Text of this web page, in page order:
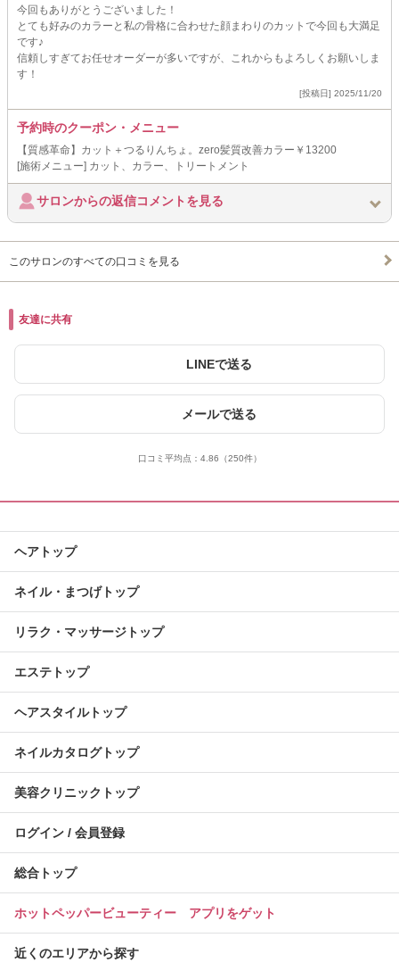
今回もありがとうございました！
とても好みのカラーと私の骨格に合わせた顔まわりのカットで今回も大満足
です♪
信頼しすぎてお任せオーダーが多いですが、これからもよろしくお願いしま
す！
[投稿日] 2025/11/20
予約時のクーポン・メニュー
【質感革命】カット＋つるりんちょ。zero髪質改善カラー￥13200
[施術メニュー] カット、カラー、トリートメント
サロンからの返信コメントを見る
このサロンのすべての口コミを見る
友達に共有
LINEで送る
メールで送る
口コミ平均点： 4.86 （250件）
ヘアトップ
ネイル・まつげトップ
リラク・マッサージトップ
エステトップ
ヘアスタイルトップ
ネイルカタログトップ
美容クリニックトップ
ログイン / 会員登録
総合トップ
ホットペッパービューティー アプリをゲット
近くのエリアから探す